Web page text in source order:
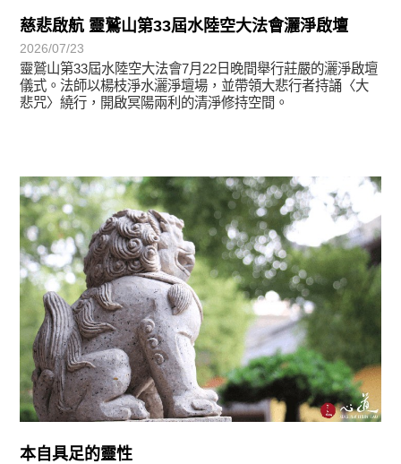
慈悲啟航 靈鷲山第33屆水陸空大法會灑淨啟壇
2026/07/23
靈鷲山第33屆水陸空大法會7月22日晚間舉行莊嚴的灑淨啟壇
儀式。法師以楊枝淨水灑淨壇場，並帶領大悲行者持誦〈大
悲咒〉繞行，開啟冥陽兩利的清淨修持空間。
本自具足的靈性
學習分享